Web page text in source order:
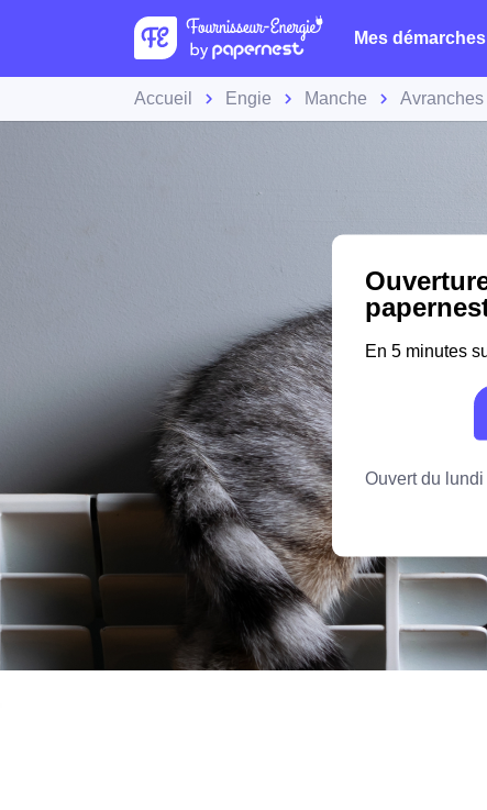
Mes démarches
Accueil Engie Manche Avranches